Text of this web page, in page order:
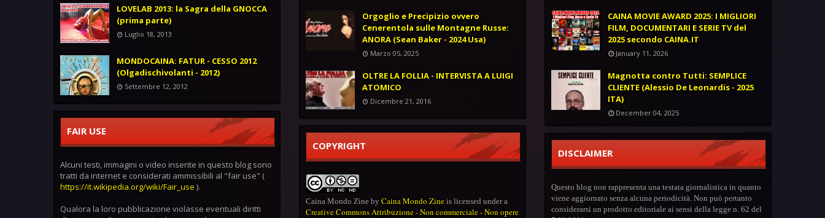
LOVELAB 2013: la Sagra della GNOCCA
(prima parte)
Luglio 18, 2013
MONDOCAINA: FATUR - CESSO 2012
(Olgadischivolanti - 2012)
Settembre 12, 2012
FAIR USE
Alcuni testi, immagini o video inserite in questo blog sono
tratti da internet e considerati ammissibili al "fair use" (
https://it.wikipedia.org/wiki/Fair_use ).
Qualora la loro pubblicazione violasse eventuali diritti
Orgoglio e Precipizio ovvero
Cenerentola sulle Montagne Russe:
ANORA (Sean Baker - 2024 Usa)
Marzo 05, 2025
OLTRE LA FOLLIA - INTERVISTA A LUIGI
ATOMICO
Dicembre 21, 2016
COPYRIGHT
Caina Mondo Zine by Caina Mondo Zine is licensed under a
Creative Commons Attribuzione - Non commerciale - Non opere
CAINA MOVIE AWARD 2025: I MIGLIORI
FILM, DOCUMENTARI E SERIE TV del
2025 secondo CAINA.IT
January 11, 2026
Magnotta contro Tutti: SEMPLICE
CLIENTE (Alessio De Leonardis - 2025
ITA)
December 04, 2025
DISCLAIMER
Questo blog non rappresenta una testata giornalistica in quanto
viene aggiornato senza alcuna periodicità. Non può pertanto
considerarsi un prodotto editoriale ai sensi della legge n. 62 del